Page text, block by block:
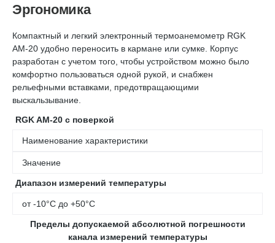
Эргономика
Компактный и легкий электронный термоанемометр RGK
AM-20 удобно переносить в кармане или сумке. Корпус
разработан с учетом того, чтобы устройством можно было
комфортно пользоваться одной рукой, и снабжен
рельефными вставками, предотвращающими
выскальзывание.
RGK AM-20 с поверкой
Наименование характеристики
Значение
Диапазон измерений температуры
от -10°С до +50°С
Пределы допускаемой абсолютной погрешности
канала измерений температуры